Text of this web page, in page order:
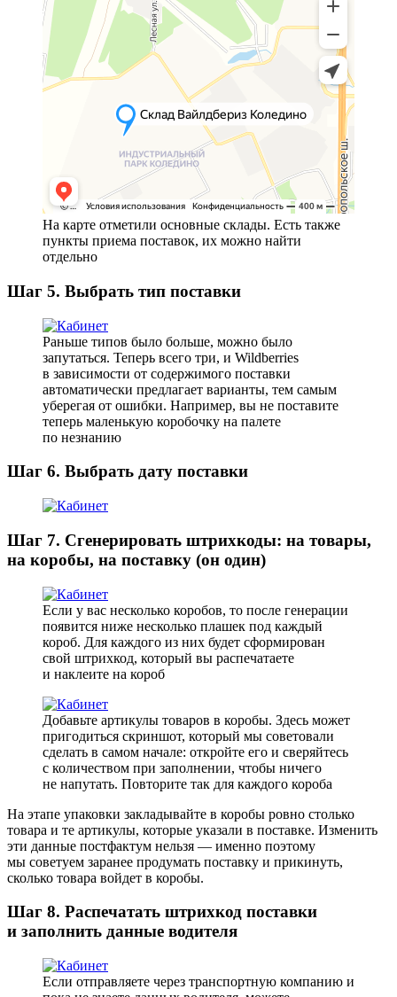
На карте отметили основные склады. Есть также
пункты приема поставок, их можно найти
отдельно
Шаг 5. Выбрать тип поставки
Раньше типов было больше, можно было
запутаться. Теперь всего три, и Wildberries
в зависимости от содержимого поставки
автоматически предлагает варианты, тем самым
уберегая от ошибки. Например, вы не поставите
теперь маленькую коробочку на палете
по незнанию
Шаг 6. Выбрать дату поставки
Шаг 7. Сгенерировать штрихкоды: на товары,
на коробы, на поставку (он один)
Если у вас несколько коробов, то после генерации
появится ниже несколько плашек под каждый
короб. Для каждого из них будет сформирован
свой штрихкод, который вы распечатаете
и наклеите на короб
Добавьте артикулы товаров в коробы. Здесь может
пригодиться скриншот, который мы советовали
сделать в самом начале: откройте его и сверяйтесь
с количеством при заполнении, чтобы ничего
не напутать. Повторите так для каждого короба
На этапе упаковки закладывайте в коробы ровно столько
товара и те артикулы, которые указали в поставке. Изменить
эти данные постфактум нельзя — именно поэтому
мы советуем заранее продумать поставку и прикинуть,
сколько товара войдет в коробы.
Шаг 8. Распечатать штрихкод поставки
и заполнить данные водителя
Если отправляете через транспортную компанию и